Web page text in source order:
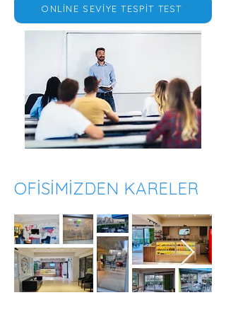
ONLİNE SEVİYE TESPİT TEST
OFİSİMİZDEN KARELER